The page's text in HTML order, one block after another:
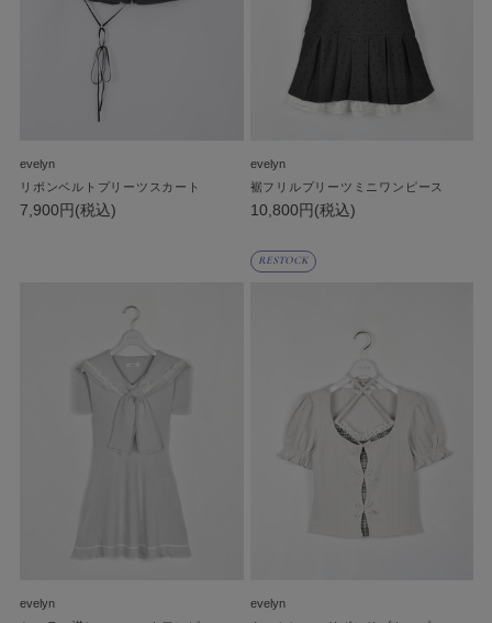
evelyn
リボンベルトプリーツスカート
7,900円(税込)
evelyn
裾フリルプリーツミニワンピース
10,800円(税込)
evelyn
RESTOCK
evelyn